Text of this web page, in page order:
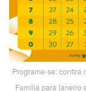
Programe-se: confira
Família para janeiro